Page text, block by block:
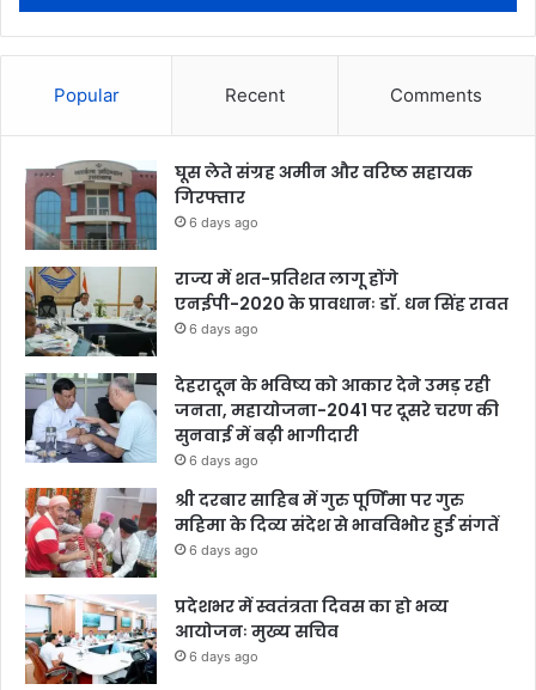
Popular Recent Comments
घूस लेते संग्रह अमीन और वरिष्ठ सहायक
गिरफ्तार
6 days ago
राज्य में शत-प्रतिशत लागू होंगे
एनईपी-2020 के प्रावधानः डाॅ. धन सिंह रावत
6 days ago
देहरादून के भविष्य को आकार देने उमड़ रही
जनता, महायोजना-2041 पर दूसरे चरण की
सुनवाई में बढ़ी भागीदारी
6 days ago
श्री दरबार साहिब में गुरु पूर्णिमा पर गुरु
महिमा के दिव्य संदेश से भावविभोर हुई संगतें
6 days ago
प्रदेशभर में स्वतंत्रता दिवस का हो भव्य
आयोजनः मुख्य सचिव
6 days ago